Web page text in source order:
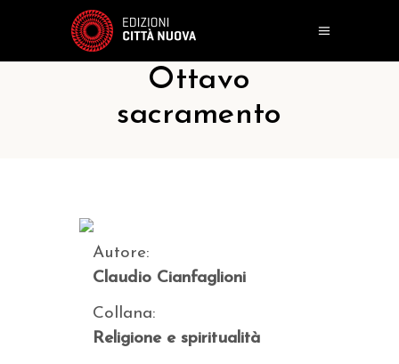
Ottavo
sacramento
Autore:
Claudio Cianfaglioni
Collana:
Religione e spiritualità